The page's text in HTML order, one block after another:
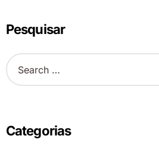
Pesquisar
S
e
h
f
Categorias